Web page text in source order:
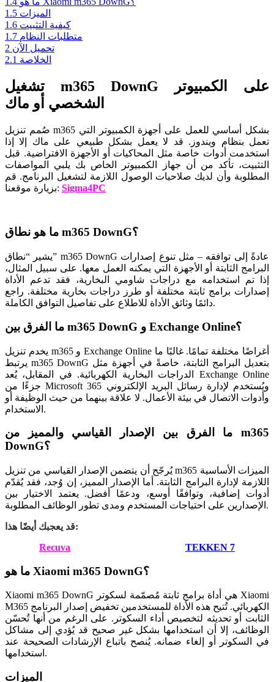
1.5 الميزات
1.6 كيفية التثبيت
1.7 متطلبات النظام
2 تحميل الآن
2.1 الخلاصة
تشغيل m365 DownG على الكمبيوتر
الشخصي أو ماك
صُمم تنزيل m365 بشكل أساسي للعمل على أجهزة الكمبيوتر التي
تعمل بنظام ويندوز. قد لا يعمل بشكل طبيعي على ماك إلا إذا
استخدمت أدوات خاصة مثل المحاكيات أو الأجهزة الافتراضية. قبل
التثبيت، تأكد من أن جهاز الكمبيوتر الخاص بك يلبي المواصفات
المطلوبة وأن لديك صلاحيات الوصول اللازمة لتشغيل البرنامج. قم
بزيارة موقعنا: Sigma4PC
ما هو نطاق m365 DownG؟
يشير “نطاق” m365 DownG عادةً إلى توافقه – مثل تنوع إصدارات
البرامج الثابتة أو الأجهزة التي يمكنه العمل معها. على سبيل المثال،
إذا تم استخدامه مع دراجات شاومي البخارية، فقد تدعم الأداة
إصدارات برامج ثابتة مختلفة أو طرز دراجات بخارية مختلفة. راجع
دائمًا وثائق الأداة للاطلاع على تفاصيل التوافق الكاملة.
ما الفرق بين m365 DownG و Exchange Online؟
يخدم تنزيل m365 و Exchange Online أغراضًا مختلفة تمامًا. غالبًا ما
يرتبط m365 DownG بتعديل البرامج الثابتة، خاصةً في أجهزة مثل
الدراجات البخارية الكهربائية. في المقابل، يُعد Exchange Online
جزءًا من Microsoft 365 ويُستخدم لإدارة رسائل البريد الإلكتروني
وأدوات الاتصال في بيئة الأعمال. لا علاقة بينهما من حيث الوظيفة أو
الاستخدام.
ما الفرق بين الإصدار القياسي والمميز من m365
DownG؟
يُرجّح أن يتضمن الإصدار القياسي من تنزيل m365 الميزات الأساسية
اللازمة لإدارة البرامج الثابتة. أما الإصدار المميز، إن وُجد، فقد يُقدّم
أدوات إضافية، وتوافقًا أوسع، ودعمًا أفضل. يعتمد الاختيار بين
الإصدارين على احتياجات المستخدم ومدى تطور الوظائف المطلوبة.
قد يعجبك أيضًا هذا:
Recuva
TEKKEN 7
ما هو Xiaomi m365 DownG؟
Xiaomi m365 DownG هي أداة برامج ثابتة مُصمّمة لسكوتر Xiaomi
M365 الكهربائي. تُتيح هذه الأداة للمستخدمين تخفيض إصدار البرنامج
الثابت أو تحديثه لتخصيص أداء السكوتر. على الرغم من أنها تُحسّن
الوظائف، إلا أن استخدامها بشكل غير صحيح قد يُؤدي إلى مشاكل
في السكوتر أو إلغاء ضمانه. يُنصح باتباع الإرشادات الصحيحة عند
استخدامها.
الميزات